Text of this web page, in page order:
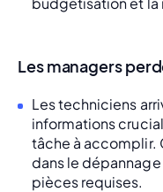
Les managers
Les techniciens
informations
tâche à accomplir.
dans le
pièces requises.